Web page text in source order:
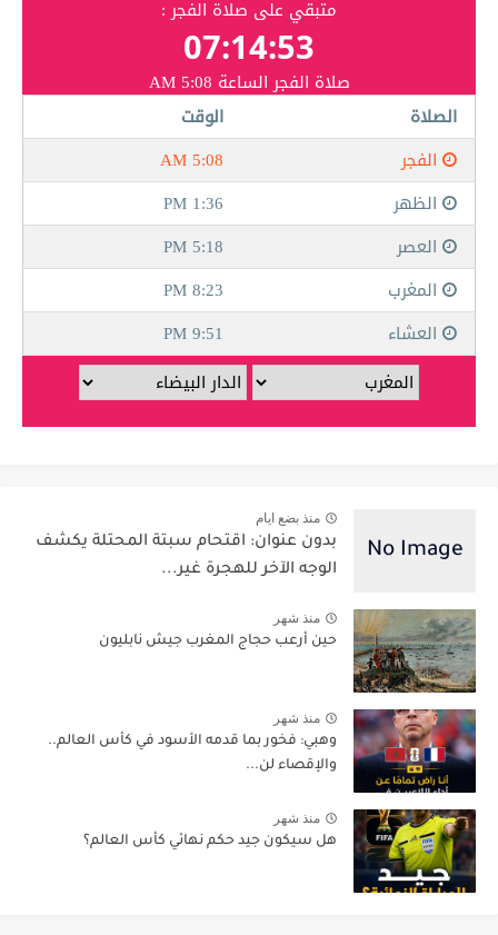
منذ بضع ايام
بدون عنوان: اقتحام سبتة المحتلة يكشف
الوجه الآخر للهجرة غير...
منذ شهر
حين أرعب حجاج المغرب جيش نابليون
منذ شهر
وهبي: فخور بما قدمه الأسود في كأس العالم..
والإقصاء لن...
منذ شهر
هل سيكون جيد حكم نهائي كأس العالم؟